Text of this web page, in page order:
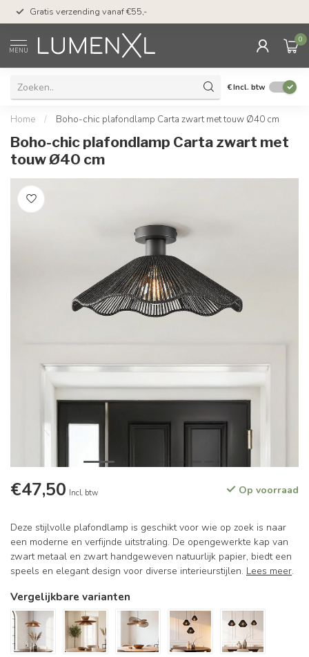
Gratis verzending vanaf €55,-
MENU
0
€Incl. btw
Home / Boho-chic plafondlamp Carta zwart met touw Ø40 cm
Boho-chic plafondlamp Carta zwart met
touw Ø40 cm
€47,50 Incl. btw Op voorraad
Deze stijlvolle plafondlamp is geschikt voor wie op zoek is naar
een moderne en verfijnde uitstraling. De opengewerkte kap van
zwart metaal en zwart handgeweven natuurlijk papier, biedt een
speels en elegant design voor diverse interieurstijlen. Lees meer.
Vergelijkbare varianten